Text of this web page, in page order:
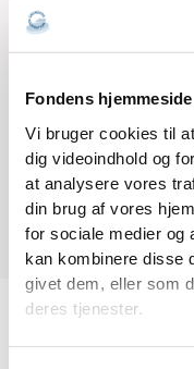
Fondens
Vi bruger cookies til
dig videoindhold og
at analysere vores
din brug af vores
for sociale medier og
kan kombinere disse
givet dem, eller som
deres tjenester.
Endelig afhænger
vandteknologi af
uddannelse igen
ambition og giver
både akademia og
Vi